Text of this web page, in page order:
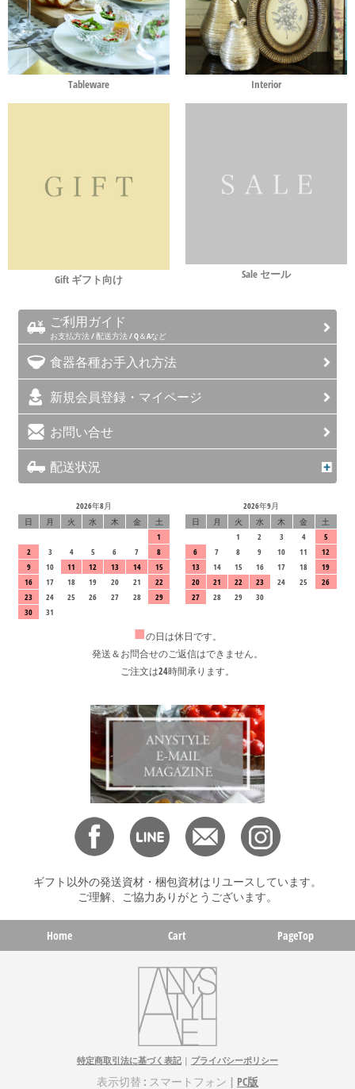
Tableware Interior
Gift ギフト向け Sale セール
ご利用ガイド
お支払方法 / 配送方法 / Q＆Aなど
食器各種お手入れ方法
新規会員登録・マイページ
お問い合せ
配送状況
2026年8月
日
月 火 水 木 金
土
1
2
3 4 5 6 7
8
9
10 11 12 13 14
15
16
17 18 19 20 21
22
23
24 25 26 27 28
29
30
31
2026年9月
日
月 火 水 木 金
土
1
2 3 4
5
6
7 8 9 10 11
12
13
14 15 16 17 18
19
20
21 22 23 24 25
26
27
28 29 30
■の日は休日です。
発送＆お問合せのご返信はできません。
ご注文は24時間承ります。
ギフト以外の発送資材・梱包資材はリユースしています。
ご理解、ご協力ありがとうございます。
Home Cart PageTop
特定商取引法に基づく表記 | プライバシーポリシー
表示切替 : スマートフォン | PC版